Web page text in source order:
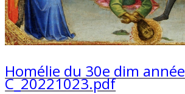
Homélie du 30e dim année
C_20221023.pdf